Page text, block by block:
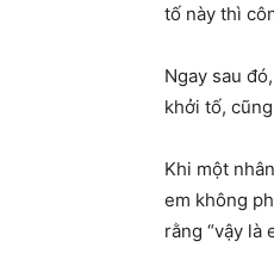
tố này thì
Ngay sau
khởi tố,
Khi một
em không
rằng “vậy là